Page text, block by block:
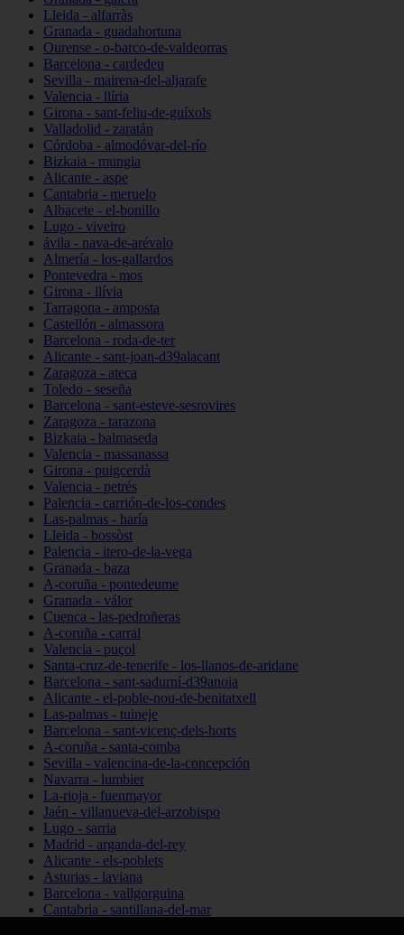
Lleida - alfarràs
Granada - guadahortuna
Ourense - o-barco-de-valdeorras
Barcelona - cardedeu
Sevilla - mairena-del-aljarafe
Valencia - llíria
Girona - sant-feliu-de-guíxols
Valladolid - zaratán
Córdoba - almodóvar-del-río
Bizkaia - mungia
Alicante - aspe
Cantabria - meruelo
Albacete - el-bonillo
Lugo - viveiro
ávila - nava-de-arévalo
Almería - los-gallardos
Pontevedra - mos
Girona - llívia
Tarragona - amposta
Castellón - almassora
Barcelona - roda-de-ter
Alicante - sant-joan-d39alacant
Zaragoza - ateca
Toledo - seseña
Barcelona - sant-esteve-sesrovires
Zaragoza - tarazona
Bizkaia - balmaseda
Valencia - massanassa
Girona - puigcerdà
Valencia - petrés
Palencia - carrión-de-los-condes
Las-palmas - haría
Lleida - bossòst
Palencia - itero-de-la-vega
Granada - baza
A-coruña - pontedeume
Granada - válor
Cuenca - las-pedroñeras
A-coruña - carral
Valencia - puçol
Santa-cruz-de-tenerife - los-llanos-de-aridane
Barcelona - sant-sadurní-d39anoia
Alicante - el-poble-nou-de-benitatxell
Las-palmas - tuineje
Barcelona - sant-vicenç-dels-horts
A-coruña - santa-comba
Sevilla - valencina-de-la-concepción
Navarra - lumbier
La-rioja - fuenmayor
Jaén - villanueva-del-arzobispo
Lugo - sarria
Madrid - arganda-del-rey
Alicante - els-poblets
Asturias - laviana
Barcelona - vallgorguina
Cantabria - santillana-del-mar